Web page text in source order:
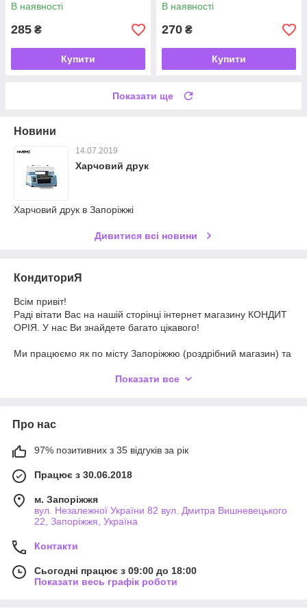
В наявності
285 ₴
Купити
В наявності
270 ₴
Купити
Показати ще
Новини
14.07.2019
Харчовий друк
Харчовий друк в Запоріжжі
Дивитися всі новини
КондиториЯ
Всім привіт!
Раді вітати Вас на нашій сторінці інтернет магазину КОНДИТ
ОРІЯ. У нас Ви знайдете багато цікавого!
Ми працюємо як по місту Запоріжжю (роздрібний магазин) та
Асортимент нашого магазину має власну унікальність.
цтві. Тому про свою продукцію ми знаємо достовірну
У нашому асортименті лише перевірені товари.
Показати все
Про нас
97% позитивних з 35 відгуків за рік
Працює з 30.06.2018
м. Запоріжжя
вул. Незалежної України 82 вул. Дмитра Вишневецького
22, Запоріжжя, Україна
Контакти
Сьогодні працює з 09:00 до 18:00
Показати весь графік роботи